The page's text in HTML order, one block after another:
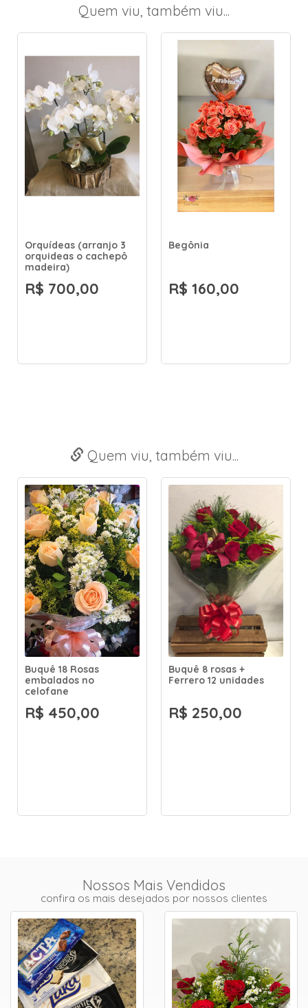
Quem viu, também viu...
Orquídeas (arranjo 3
orquideas o cachepô
madeira)
R$ 700,00
Begônia
R$ 160,00
Quem viu, também viu...
Buquê 18 Rosas
embalados no
celofane
R$ 450,00
Buquê 8 rosas +
Ferrero 12 unidades
R$ 250,00
Nossos Mais Vendidos
confira os mais desejados por nossos clientes